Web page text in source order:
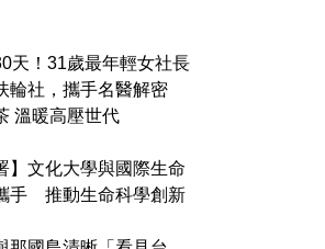
天！31歲最年輕女社長
輪社，攜手名醫解密
溫暖高壓世代
】文化大學與國際生命
手 推動生命科學創新